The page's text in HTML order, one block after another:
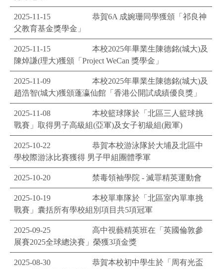
2025-11-15
恭賀6A 成婉珊同學獲頒「祁良神
父教育基金獎學金」
2025-11-15
本校2025年畢業生陳德銘(城大)及
陳焯謙(理大)獲頒「Project WeCan 獎學金」
2025-11-09
本校2025年畢業生陳德銘(城大)及
趙浩智(城大)獲頒蓬瀛仙館「香港公開試成績優良獎」
2025-11-08
本校籃球隊於「北區三人籃球挑
戰賽」取得男子高級組(亞軍)及女子初級組(殿軍)
2025-10-22
恭賀本校游泳隊於大埔及北區中
學校際游泳比賽獲得 男子甲組團體季軍
2025-10-20 禁毒領袖學院 - 滅罪精英運動會
2025-10-19
本校單車隊於「北區室內單車挑
戰賽」囊括所有學校組別項目共5項冠軍
2025-09-25
高中視藝精英班在「英國倫敦參
展賽2025全球總決賽」榮獲3項金獎
2025-08-30
恭賀本校初中學生於「周有光盃